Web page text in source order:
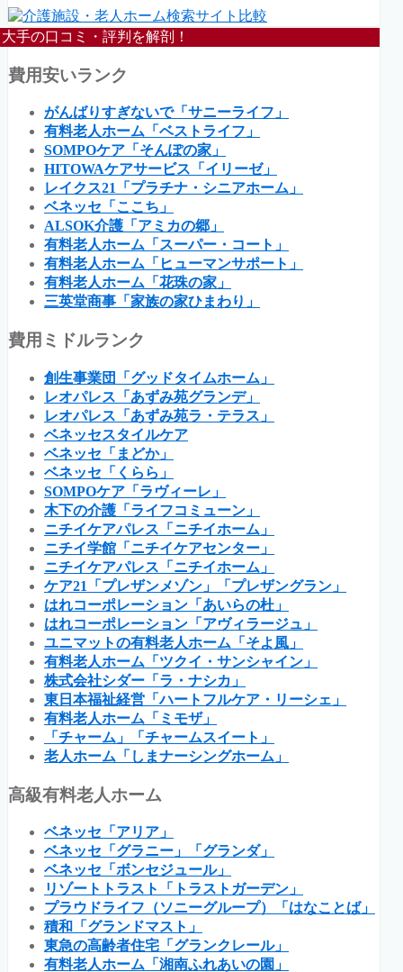
大手の口コミ・評判を解剖！
費用安いランク
がんばりすぎないで「サニーライフ」
有料老人ホーム「ベストライフ」
SOMPOケア「そんぽの家」
HITOWAケアサービス「イリーゼ」
レイクス21「プラチナ・シニアホーム」
ベネッセ「ここち」
ALSOK介護「アミカの郷」
有料老人ホーム「スーパー・コート」
有料老人ホーム「ヒューマンサポート」
有料老人ホーム「花珠の家」
三英堂商事「家族の家ひまわり」
費用ミドルランク
創生事業団「グッドタイムホーム」
レオパレス「あずみ苑グランデ」
レオパレス「あずみ苑ラ・テラス」
ベネッセスタイルケア
ベネッセ「まどか」
ベネッセ「くらら」
SOMPOケア「ラヴィーレ」
木下の介護「ライフコミューン」
ニチイケアパレス「ニチイホーム」
ニチイ学館「ニチイケアセンター」
ニチイケアパレス「ニチイホーム」
ケア21「プレザンメゾン」「プレザングラン」
はれコーポレーション「あいらの杜」
はれコーポレーション「アヴィラージュ」
ユニマットの有料老人ホーム「そよ風」
有料老人ホーム「ツクイ・サンシャイン」
株式会社シダー「ラ・ナシカ」
東日本福祉経営「ハートフルケア・リーシェ」
有料老人ホーム「ミモザ」
「チャーム」「チャームスイート」
老人ホーム「しまナーシングホーム」
高級有料老人ホーム
ベネッセ「アリア」
ベネッセ「グラニー」「グランダ」
ベネッセ「ボンセジュール」
リゾートトラスト「トラストガーデン」
プラウドライフ（ソニーグループ）「はなことば」
積和「グランドマスト」
東急の高齢者住宅「グランクレール」
有料老人ホーム「湘南ふれあいの園」